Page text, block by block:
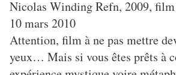
Nicolas Winding Refn, 2009,
10 mars 2010
Attention, film à ne pas mettre
yeux… Mais si vous êtes prêts à